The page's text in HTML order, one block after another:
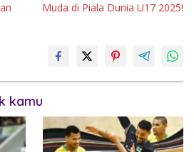
Muda di Piala Dunia U17 2025!
kamu